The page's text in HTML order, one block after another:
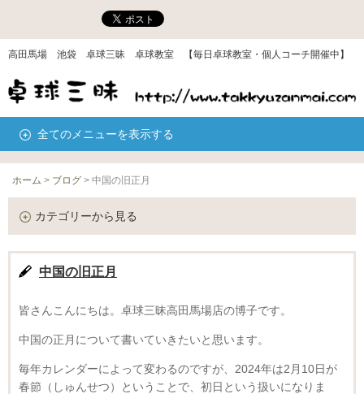
高田馬場 池袋 卓球三昧 卓球教室 【毎日卓球教室・個人コーチ開催中】
全てのメニューを表示する
ホーム > ブログ > 中国の旧正月
カテゴリーから見る
中国の旧正月
皆さんこんにちは。卓球三昧高田馬場店の博子です。
中国の正月について書いていきたいと思います。
毎年カレンダーによって変わるのですが、2024年は2月10日が
春節（しゅんせつ）ということで、初日という扱いになりま